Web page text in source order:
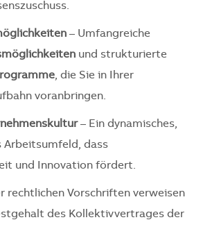
– Umfangreiche
und strukturierte
, die Sie in Ihrer
voranbringen.
– Ein dynamisches,
Arbeitsumfeld, dass
und Innovation fördert.
rechtlichen Vorschriften verweisen
des Kollektivvertrages der